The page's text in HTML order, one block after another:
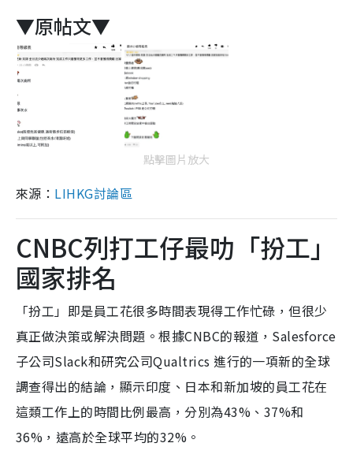
▼原帖文▼
點擊圖片放大
來源： LIHKG討論區
CNBC列打工仔最叻「扮工」
國家排名
「扮工」即是員工花很多時間表現得工作忙碌，但很少
真正做決策或解決問題。根據CNBC的報道， Salesforce
子公司Slack和研究公司Qualtrics 進行的一項新的全球
調查得出的結論， 顯示印度、日本和新加坡的員工花在
這類工作上的時間比例最高，分別為43%、37%和
36%，遠高於全球平均的32%。